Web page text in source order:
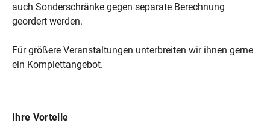
auch Sonderschränke gegen separate Berechnung
geordert werden.
Für größere Veranstaltungen unterbreiten wir ihnen gerne
ein Komplettangebot.
Ihre Vorteile